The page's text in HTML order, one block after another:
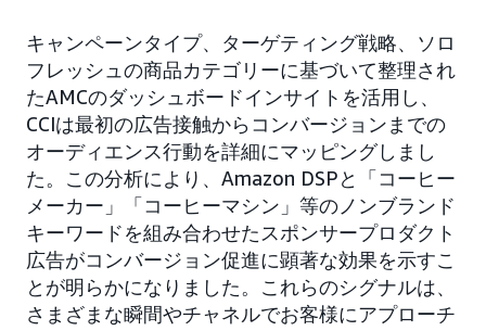
キャンペーンタイプ、ターゲティング戦略、ソロ
フレッシュの商品カテゴリーに基づいて整理され
たAMCのダッシュボードインサイトを活用し、
CCIは最初の広告接触からコンバージョンまでの
オーディエンス行動を詳細にマッピングしまし
た。この分析により、Amazon DSPと「コーヒー
メーカー」「コーヒーマシン」等のノンブランド
キーワードを組み合わせたスポンサープロダクト
広告がコンバージョン促進に顕著な効果を示すこ
とが明らかになりました。これらのシグナルは、
さまざまな瞬間やチャネルでお客様にアプローチ